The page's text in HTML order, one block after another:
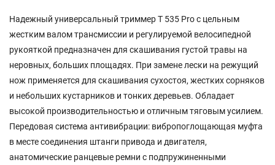
Надежный универсальный триммер T 535 Pro с цельным
жестким валом трансмиссии и регулируемой велосипедной
рукояткой предназначен для скашивания густой травы на
неровных, больших площадях. При замене лески на режущий
нож применяется для скашивания сухостоя, жестких сорняков
и небольших кустарников и тонких деревьев. Обладает
высокой производительностью и отличным тяговым усилием.
Передовая система антивибрации: вибропоглощающая муфта
в месте соединения штанги привода и двигателя,
анатомические ранцевые ремни с подпружиненными